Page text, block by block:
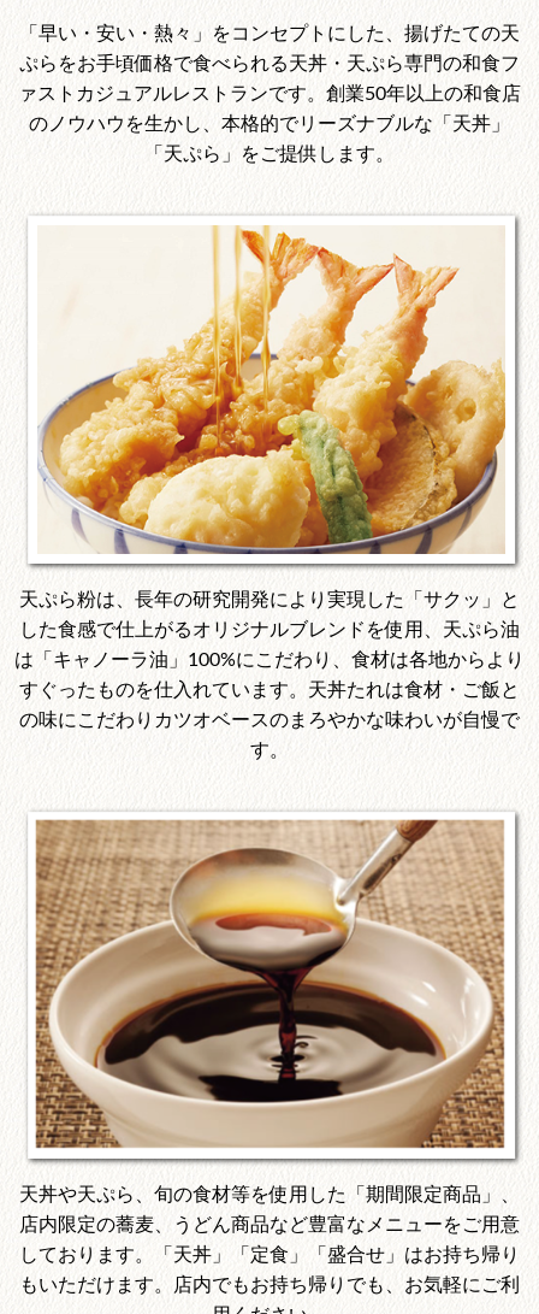
「早い・安い・熱々」をコンセプトにした、揚げたての天
ぷらをお手頃価格で食べられる天丼・天ぷら専門の和食フ
ァストカジュアルレストランです。創業50年以上の和食店
のノウハウを生かし、本格的でリーズナブルな「天丼」
「天ぷら」をご提供します。
天ぷら粉は、長年の研究開発により実現した「サクッ」と
した食感で仕上がるオリジナルブレンドを使用、天ぷら油
は「キャノーラ油」100%にこだわり、食材は各地からより
すぐったものを仕入れています。天丼たれは食材・ご飯と
の味にこだわりカツオベースのまろやかな味わいが自慢で
す。
天丼や天ぷら、旬の食材等を使用した「期間限定商品」、
店内限定の蕎麦、うどん商品など豊富なメニューをご用意
しております。「天丼」「定食」「盛合せ」はお持ち帰り
もいただけます。店内でもお持ち帰りでも、お気軽にご利